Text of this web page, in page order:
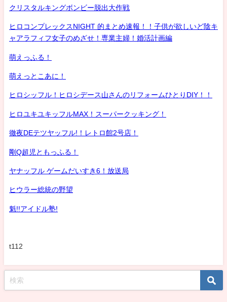
クリスタルキングボンビー脱出大作戦
ヒロコンプレックスNIGHT 的まとめ速報！！子供が欲しいど陰キ
ャアラフィフ女子のめざせ！専業主婦！婚活計画編
萌えっふる！
萌えっとこあに！
ヒロシッフル！ヒロシデース山さんのリフォームひとりDIY！！
ヒロユキユキッフルMAX！スーパークッキング！
徹夜DEテツヤッフル!！レトロ館2号店！
剛Q超児ともっふる！
ヤナッフル ゲームだいすき6！放送局
ヒウラー総統の野望
魁!!アイドル塾!
t112